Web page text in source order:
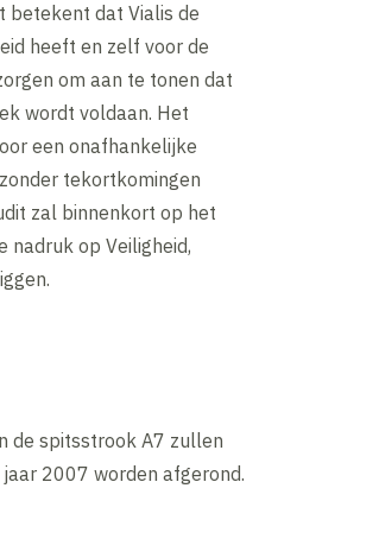
betekent dat Vialis de
heeft en zelf voor de
om aan te tonen dat
wordt voldaan. Het
een onafhankelijke
tekortkomingen
zal binnenkort op het
nadruk op Veiligheid,
de spitsstrook A7 zullen
2007 worden afgerond.